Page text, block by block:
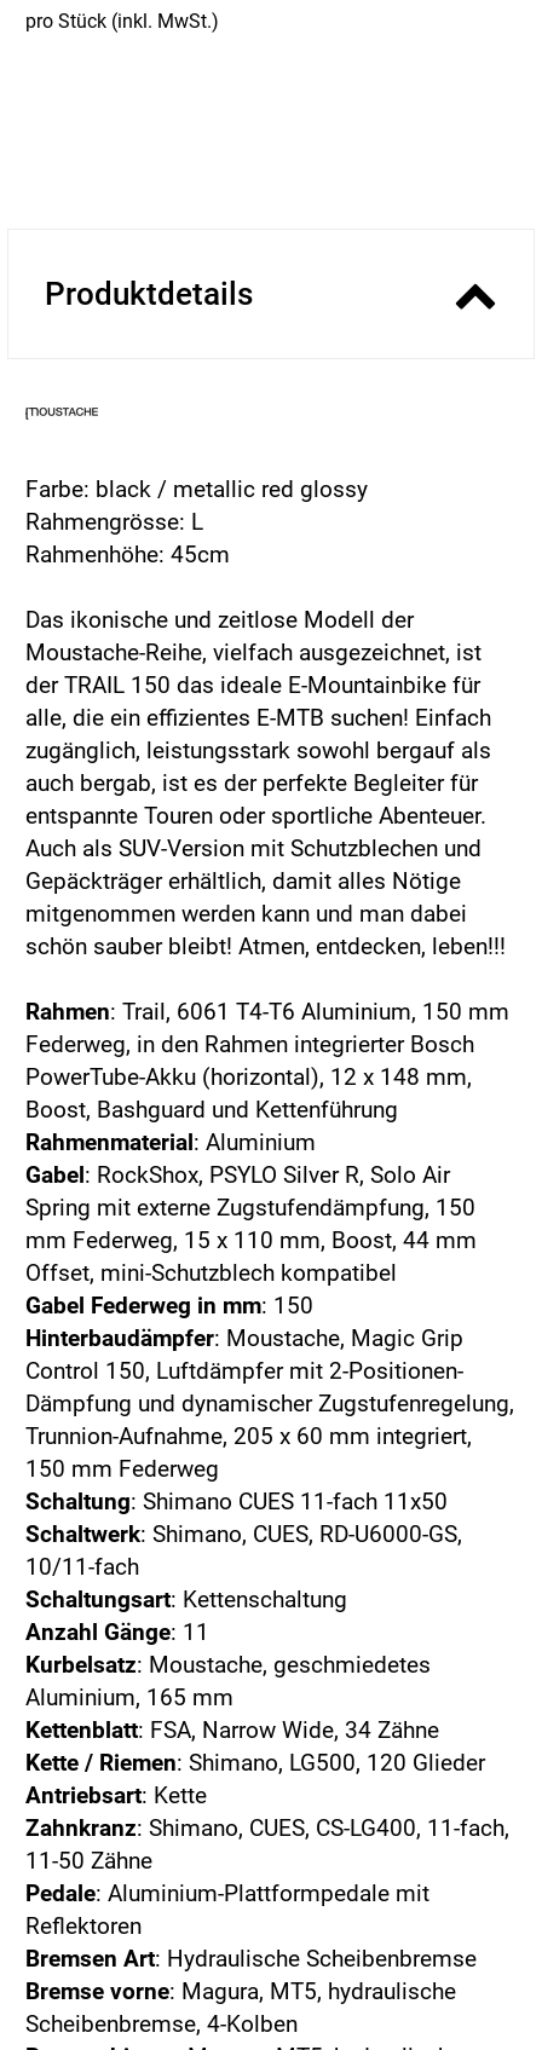
pro Stück (inkl. MwSt.)
Produktdetails
Farbe: black / metallic red glossy
Rahmengrösse: L
Rahmenhöhe: 45cm
Das ikonische und zeitlose Modell der
Moustache-Reihe, vielfach ausgezeichnet, ist
der TRAIL 150 das ideale E-Mountainbike für
alle, die ein effizientes E-MTB suchen! Einfach
zugänglich, leistungsstark sowohl bergauf als
auch bergab, ist es der perfekte Begleiter für
entspannte Touren oder sportliche Abenteuer.
Auch als SUV-Version mit Schutzblechen und
Gepäckträger erhältlich, damit alles Nötige
mitgenommen werden kann und man dabei
schön sauber bleibt! Atmen, entdecken, leben!!!
Rahmen: Trail, 6061 T4-T6 Aluminium, 150 mm
Federweg, in den Rahmen integrierter Bosch
PowerTube-Akku (horizontal), 12 x 148 mm,
Boost, Bashguard und Kettenführung
Rahmenmaterial: Aluminium
Gabel: RockShox, PSYLO Silver R, Solo Air
Spring mit externe Zugstufendämpfung, 150
mm Federweg, 15 x 110 mm, Boost, 44 mm
Offset, mini-Schutzblech kompatibel
Gabel Federweg in mm: 150
Hinterbaudämpfer: Moustache, Magic Grip
Control 150, Luftdämpfer mit 2-Positionen-
Dämpfung und dynamischer Zugstufenregelung,
Trunnion-Aufnahme, 205 x 60 mm integriert,
150 mm Federweg
Schaltung: Shimano CUES 11-fach 11x50
Schaltwerk: Shimano, CUES, RD-U6000-GS,
10/11-fach
Schaltungsart: Kettenschaltung
Anzahl Gänge: 11
Kurbelsatz: Moustache, geschmiedetes
Aluminium, 165 mm
Kettenblatt: FSA, Narrow Wide, 34 Zähne
Kette / Riemen: Shimano, LG500, 120 Glieder
Antriebsart: Kette
Zahnkranz: Shimano, CUES, CS-LG400, 11-fach,
11-50 Zähne
Pedale: Aluminium-Plattformpedale mit
Reflektoren
Bremsen Art: Hydraulische Scheibenbremse
Bremse vorne: Magura, MT5, hydraulische
Scheibenbremse, 4-Kolben